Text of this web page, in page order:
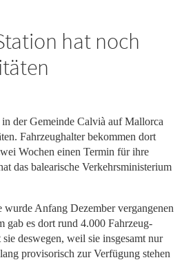
hat noch
der Gemeinde Calvià auf Mallorca
Fahrzeughalter bekommen dort
Wochen einen Termin für ihre
das balearische Verkehrsministerium
Anfang Dezember vergangenen
gab es dort rund 4.000 Fahrzeug-
deswegen, weil sie insgesamt nur
provisorisch zur Verfügung stehen